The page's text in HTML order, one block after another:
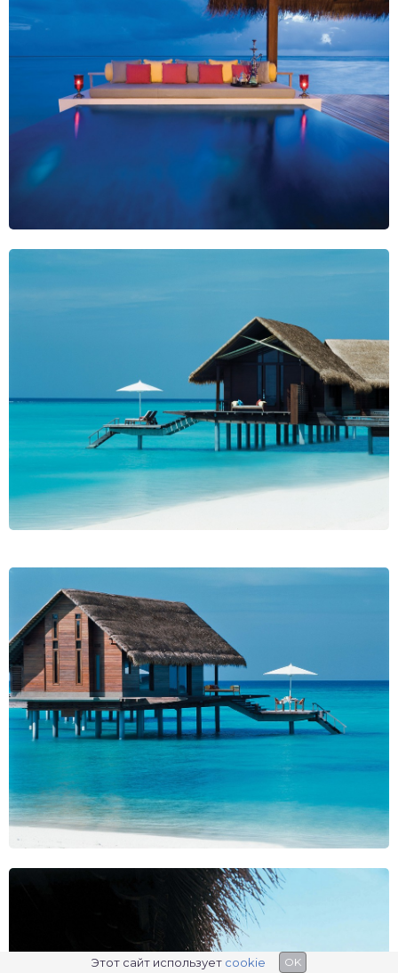
Этот сайт использует cookie OK